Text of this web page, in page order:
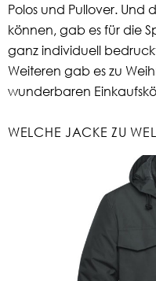
Polos und Pullover. Und
können, gab es für die
ganz individuell
Weiteren gab es zu
wunderbaren
WELCHE JACKE ZU